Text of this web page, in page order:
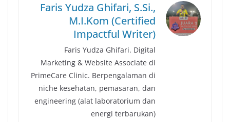
Faris Yudza Ghifari, S.Si.,
M.I.Kom (Certified
Impactful Writer)
Faris Yudza Ghifari. Digital
Marketing & Website Associate di
PrimeCare Clinic. Berpengalaman di
niche kesehatan, pemasaran, dan
engineering (alat laboratorium dan
energi terbarukan)